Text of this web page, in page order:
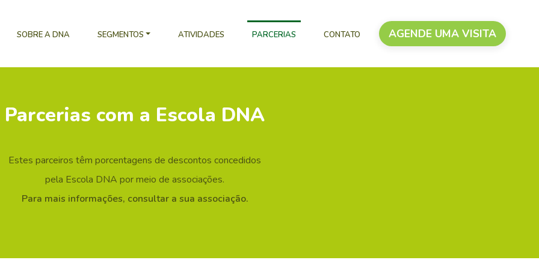
SOBRE A DNA SEGMENTOS ATIVIDADES PARCERIAS CONTATO AGENDE UMA VISITA
Parcerias com a Escola DNA
Estes parceiros têm porcentagens de descontos concedidos
pela Escola DNA por meio de associações.
Para mais informações, consultar a sua associação.